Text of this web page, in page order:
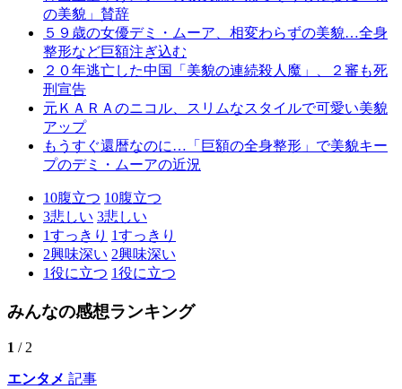
の美貌」賛辞
５９歳の女優デミ・ムーア、相変わらずの美貌…全身
整形など巨額注ぎ込む
２０年逃亡した中国「美貌の連続殺人魔」、２審も死
刑宣告
元ＫＡＲＡのニコル、スリムなスタイルで可愛い美貌
アップ
もうすぐ還暦なのに…「巨額の全身整形」で美貌キー
プのデミ・ムーアの近況
10腹立つ 10腹立つ
3悲しい 3悲しい
1すっきり 1すっきり
2興味深い 2興味深い
1役に立つ 1役に立つ
みんなの感想ランキング
1 / 2
エンタメ 記事